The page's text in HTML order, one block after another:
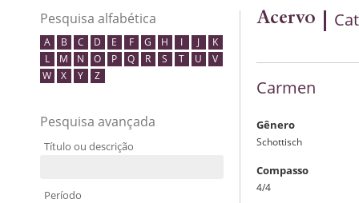
Pesquisa alfabética
A B C D E F G H I J
K
L
M N O P Q R S T U
V
W
X Y Z
Pesquisa avançada
Título ou descrição
Período
Acervo
Carmen
Gênero
Schottisch
Compasso
4/4